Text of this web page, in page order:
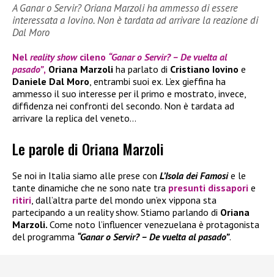
A Ganar o Servir? Oriana Marzoli ha ammesso di essere
interessata a Iovino. Non è tardata ad arrivare la reazione di
Dal Moro
Nel reality show cileno “Ganar o Servir? – De vuelta al
pasado”, Oriana Marzoli ha parlato di Cristiano Iovino e
Daniele Dal Moro , entrambi suoi ex. L’ex gieffina ha
ammesso il suo interesse per il primo e mostrato, invece,
diffidenza nei confronti del secondo. Non è tardata ad
arrivare la replica del veneto…
Le parole di Oriana Marzoli
Se noi in Italia siamo alle prese con L’Isola dei Famosie le
tante dinamiche che ne sono nate tra presunti dissapori e
ritiri, dall’altra parte del mondo un’ex vippona sta
partecipando a un reality show. Stiamo parlando di Oriana
Marzoli. Come noto l’influencer venezuelana è protagonista
del programma “Ganar o Servir? – De vuelta al pasado”.